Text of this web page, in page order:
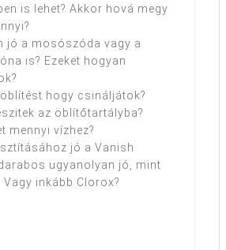
is lehet? Akkor hová megy
jó a mosószóda vagy a
is? Ezeket hogyan
hogy csináljátok?
az öblítőtartályba?
mennyi vízhez?
jó a Vanish
ugyanolyan jó, mint
inkább Clorox?